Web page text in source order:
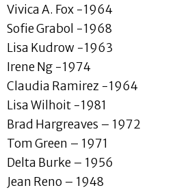
Vivica A. Fox -1964
Sofie Grabol -1968
Lisa Kudrow -1963
Irene Ng -1974
Claudia Ramirez -1964
Lisa Wilhoit -1981
Brad Hargreaves – 1972
Tom Green – 1971
Delta Burke – 1956
Jean Reno – 1948